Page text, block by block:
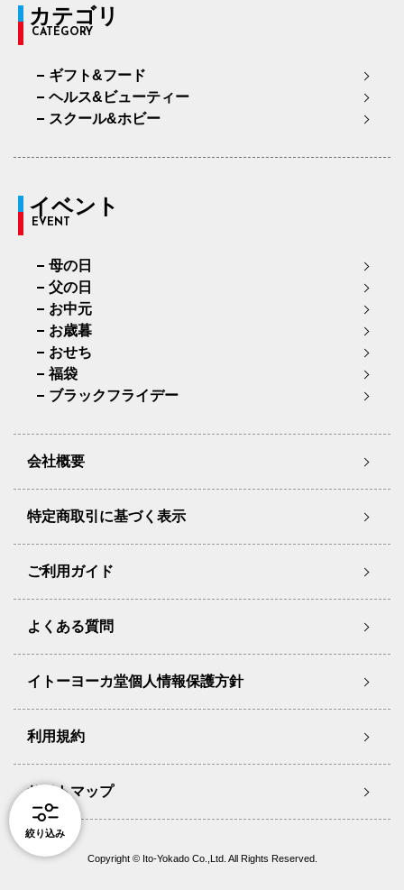
絞り込み
カテゴリ
CATEGORY
ギフト&フード
ヘルス&ビューティー
スクール&ホビー
イベント
EVENT
母の日
父の日
お中元
お歳暮
おせち
福袋
ブラックフライデー
会社概要
特定商取引に基づく表示
ご利用ガイド
よくある質問
イトーヨーカ堂個人情報保護方針
利用規約
サイトマップ
Copyright © Ito-Yokado Co.,Ltd. All Rights Reserved.